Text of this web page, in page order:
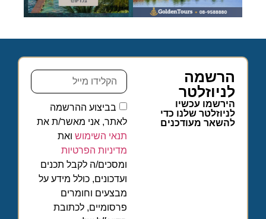
הרשמה
לניוזלטר
הירשמו עכשיו
לניוזלטר שלנו כדי
להשאר מעודכנים
בביצוע ההרשמה
לאתר, אני מאשר/ת את
תנאי השימוש ואת
מדיניות הפרטיות
ומסכים/ה לקבל תכנים
ועדכונים, כולל מידע על
מבצעים וחומרים
פרסומיים, לכתובת